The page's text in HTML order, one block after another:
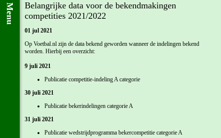
Menu
Belangrijke data voor de bekendmakingen
competities 2021/2022
01 jul 2021
Op Voetbal.nl zijn de data bekend geworden wanneer de indelingen bekend
worden. Hierbij een overzicht:
9 juli 2021
Publicatie competitie-indeling A categorie
30 juli 2021
Publicatie bekerindelingen categorie A
31 juli 2021
Publicatie wedstrijdprogramma bekercompetitie categorie A